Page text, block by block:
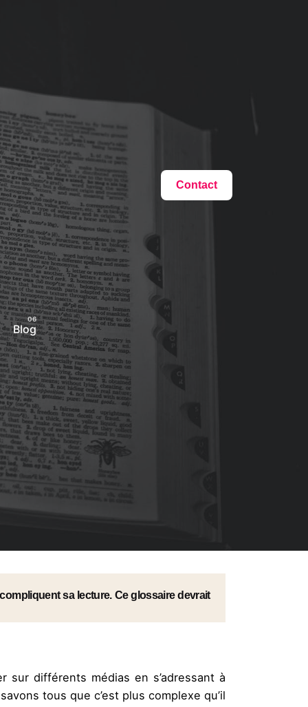
Blog
Contact
sa lecture. Ce glossaire devrait
différents médias en s’adressant à
tous que c’est plus complexe qu’il